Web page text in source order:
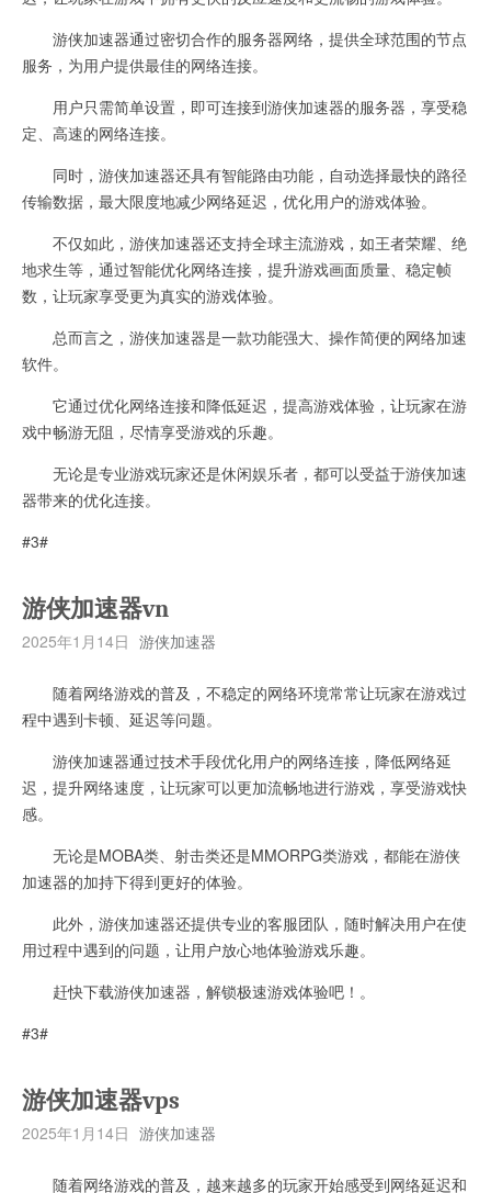
游侠加速器通过密切合作的服务器网络，提供全球范围的节点
服务，为用户提供最佳的网络连接。
用户只需简单设置，即可连接到游侠加速器的服务器，享受稳
定、高速的网络连接。
同时，游侠加速器还具有智能路由功能，自动选择最快的路径
传输数据，最大限度地减少网络延迟，优化用户的游戏体验。
不仅如此，游侠加速器还支持全球主流游戏，如王者荣耀、绝
地求生等，通过智能优化网络连接，提升游戏画面质量、稳定帧
数，让玩家享受更为真实的游戏体验。
总而言之，游侠加速器是一款功能强大、操作简便的网络加速
软件。
它通过优化网络连接和降低延迟，提高游戏体验，让玩家在游
戏中畅游无阻，尽情享受游戏的乐趣。
无论是专业游戏玩家还是休闲娱乐者，都可以受益于游侠加速
器带来的优化连接。
#3#
游侠加速器vn
2025年1月14日 游侠加速器
随着网络游戏的普及，不稳定的网络环境常常让玩家在游戏过
程中遇到卡顿、延迟等问题。
游侠加速器通过技术手段优化用户的网络连接，降低网络延
迟，提升网络速度，让玩家可以更加流畅地进行游戏，享受游戏快
感。
无论是MOBA类、射击类还是MMORPG类游戏，都能在游侠
加速器的加持下得到更好的体验。
此外，游侠加速器还提供专业的客服团队，随时解决用户在使
用过程中遇到的问题，让用户放心地体验游戏乐趣。
赶快下载游侠加速器，解锁极速游戏体验吧！。
#3#
游侠加速器vps
2025年1月14日 游侠加速器
随着网络游戏的普及，越来越多的玩家开始感受到网络延迟和